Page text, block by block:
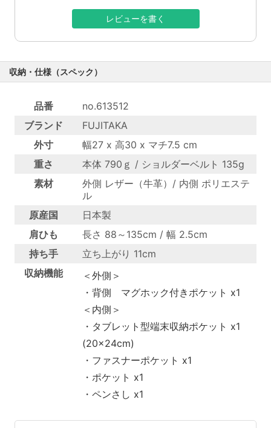
レビューを書く
収納・仕様（スペック）
品番
no.613512
ブランド
FUJITAKA
外寸
幅27 x 高30 x マチ7.5 cm
重さ
本体 790ｇ / ショルダーベルト 135g
素材
外側 レザー（牛革）/ 内側 ポリエステ
ル
原産国
日本製
肩ひも
長さ 88～135cm / 幅 2.5cm
持ち手
立ち上がり 11cm
収納機能
＜外側＞
・背側 マグホック付きポケット x1
＜内側＞
・タブレット型端末収納ポケット x1
(20x24cm)
・ファスナーポケット x1
・ポケット x1
・ペンさし x1